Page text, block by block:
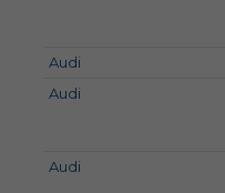
Audi
Audi
Audi